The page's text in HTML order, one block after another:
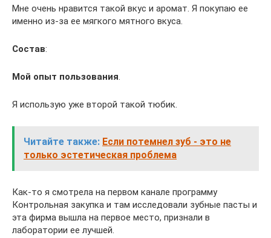
Мне очень нравится такой вкус и аромат. Я покупаю ее
именно из-за ее мягкого мятного вкуса.
Состав:
Мой опыт пользования
Я использую уже второй такой тюбик.
Читайте также: Если потемнел зуб - это не
только эстетическая проблема
Как-то я смотрела на первом канале программу
Контрольная закупка и там исследовали зубные пасты и
эта фирма вышла на первое место, признали в
лаборатории ее лучшей.